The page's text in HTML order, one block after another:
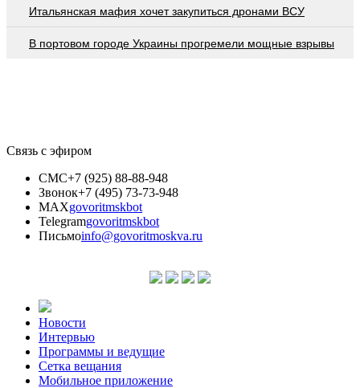
Итальянская мафия хочет закупиться дронами ВСУ
В портовом городе Украины прогремели мощные взрывы
Связь с эфиром
СМС+7 (925) 88-88-948
Звонок+7 (495) 73-73-948
MAXgovoritmskbot
Telegramgovoritmskbot
Письмоinfo@govoritmoskva.ru
Новости
Интервью
Программы и ведущие
Сетка вещания
Мобильное приложение